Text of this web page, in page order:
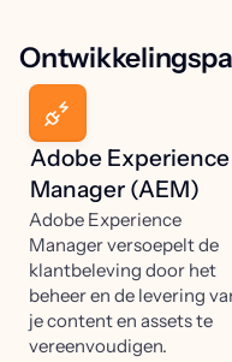
Adobe Experience
Manager (AEM)
Adobe Experience
Manager versoepelt de
klantbeleving door het
beheer en de levering
je content en assets te
vereenvoudigen.